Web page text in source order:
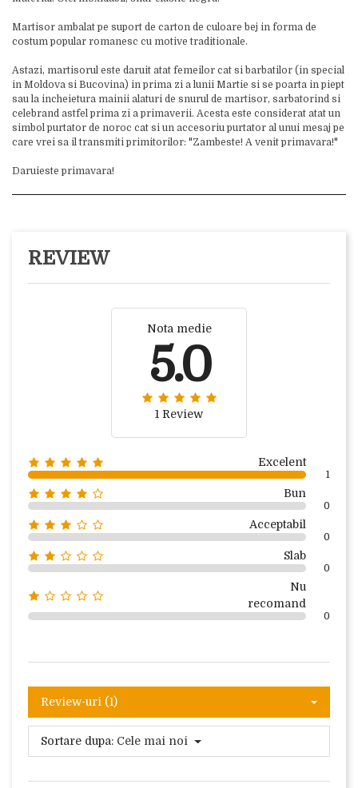
Martisor ambalat pe suport de carton de culoare bej in forma de
costum popular romanesc cu motive traditionale.
Astazi, martisorul este daruit atat femeilor cat si barbatilor (in special
in Moldova si Bucovina) in prima zi a lunii Martie si se poarta in piept
sau la incheietura mainii alaturi de snurul de martisor, sarbatorind si
celebrand astfel prima zi a primaverii. Acesta este considerat atat un
simbol purtator de noroc cat si un accesoriu purtator al unui mesaj pe
care vrei sa il transmiti primitorilor: "Zambeste! A venit primavara!"
Daruieste primavara!
REVIEW
Nota medie
5.0
1 Review
Excelent
1
Bun
0
Acceptabil
0
Slab
0
Nu
recomand
0
Review-uri (1)
Sortare dupa: Cele mai noi